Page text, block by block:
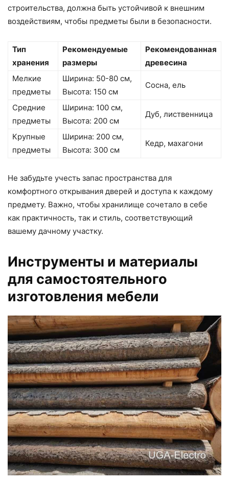
строительства, должна быть устойчивой к внешним
воздействиям, чтобы предметы были в безопасности.
Тип
хранения
Рекомендуемые
размеры
Рекомендованная
древесина
Мелкие
предметы
Ширина: 50-80 см,
Высота: 150 см
Сосна, ель
Средние
предметы
Ширина: 100 см,
Высота: 200 см
Дуб, лиственница
Крупные
предметы
Ширина: 200 см,
Высота: 300 см
Кедр, махагони
Не забудьте учесть запас пространства для
комфортного открывания дверей и доступа к каждому
предмету. Важно, чтобы хранилище сочетало в себе
как практичность, так и стиль, соответствующий
вашему дачному участку.
Инструменты и материалы
для самостоятельного
изготовления мебели